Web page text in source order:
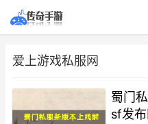
爱上游戏私服网
蜀门
sf发